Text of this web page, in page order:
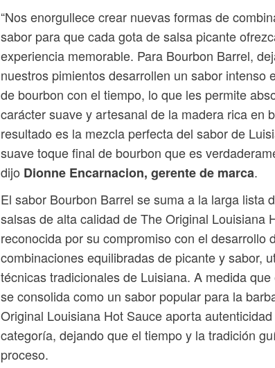
“Nos enorgullece crear nuevas formas de
sabor para que cada gota de salsa picante
experiencia memorable. Para Bourbon Barrel,
nuestros pimientos desarrollen un sabor intenso
de bourbon con el tiempo, lo que les permite
carácter suave y artesanal de la madera rica en
resultado es la mezcla perfecta del sabor de
suave toque final de bourbon que es
dijo Dionne Encarnacion, gerente de marca.
El sabor Bourbon Barrel se suma a la larga lista
salsas de alta calidad de The Original Louisiana
reconocida por su compromiso con el desarrollo
combinaciones equilibradas de picante y sabor,
técnicas tradicionales de Luisiana. A medida que
se consolida como un sabor popular para la
Original Louisiana Hot Sauce aporta
categoría, dejando que el tiempo y la tradición
proceso.